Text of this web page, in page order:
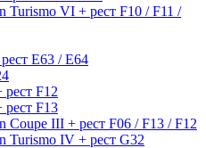
Turismo VI + рест F10 / F11 /
E63 / E64
F12
F13
III + рест F06 / F13 / F12
Turismo IV + рест G32